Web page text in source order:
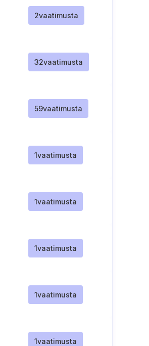
2vaatimusta
32vaatimusta
59vaatimusta
1vaatimusta
1vaatimusta
1vaatimusta
1vaatimusta
1vaatimusta